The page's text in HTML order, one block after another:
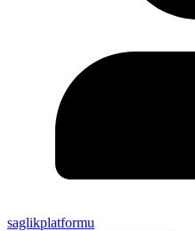
saglikplatformu